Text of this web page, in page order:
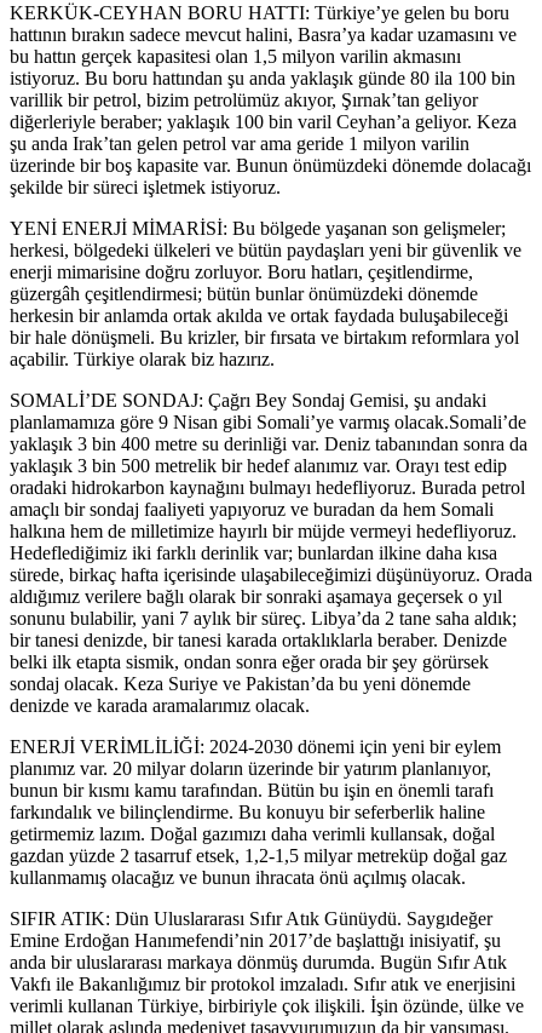
KERKÜK-CEYHAN BORU HATTI: Türkiye’ye gelen bu boru
hattının bırakın sadece mevcut halini, Basra’ya kadar uzamasını ve
bu hattın gerçek kapasitesi olan 1,5 milyon varilin akmasını
istiyoruz. Bu boru hattından şu anda yaklaşık günde 80 ila 100 bin
varillik bir petrol, bizim petrolümüz akıyor, Şırnak’tan geliyor
diğerleriyle beraber; yaklaşık 100 bin varil Ceyhan’a geliyor. Keza
şu anda Irak’tan gelen petrol var ama geride 1 milyon varilin
üzerinde bir boş kapasite var. Bunun önümüzdeki dönemde dolacağı
şekilde bir süreci işletmek istiyoruz.
YENİ ENERJİ MİMARİSİ: Bu bölgede yaşanan son gelişmeler;
herkesi, bölgedeki ülkeleri ve bütün paydaşları yeni bir güvenlik ve
enerji mimarisine doğru zorluyor. Boru hatları, çeşitlendirme,
güzergâh çeşitlendirmesi; bütün bunlar önümüzdeki dönemde
herkesin bir anlamda ortak akılda ve ortak faydada buluşabileceği
bir hale dönüşmeli. Bu krizler, bir fırsata ve birtakım reformlara yol
açabilir. Türkiye olarak biz hazırız.
SOMALİ’DE SONDAJ: Çağrı Bey Sondaj Gemisi, şu andaki
planlamamıza göre 9 Nisan gibi Somali’ye varmış olacak.Somali’de
yaklaşık 3 bin 400 metre su derinliği var. Deniz tabanından sonra da
yaklaşık 3 bin 500 metrelik bir hedef alanımız var. Orayı test edip
oradaki hidrokarbon kaynağını bulmayı hedefliyoruz. Burada petrol
amaçlı bir sondaj faaliyeti yapıyoruz ve buradan da hem Somali
halkına hem de milletimize hayırlı bir müjde vermeyi hedefliyoruz.
Hedeflediğimiz iki farklı derinlik var; bunlardan ilkine daha kısa
sürede, birkaç hafta içerisinde ulaşabileceğimizi düşünüyoruz. Orada
aldığımız verilere bağlı olarak bir sonraki aşamaya geçersek o yıl
sonunu bulabilir, yani 7 aylık bir süreç. Libya’da 2 tane saha aldık;
bir tanesi denizde, bir tanesi karada ortaklıklarla beraber. Denizde
belki ilk etapta sismik, ondan sonra eğer orada bir şey görürsek
sondaj olacak. Keza Suriye ve Pakistan’da bu yeni dönemde
denizde ve karada aramalarımız olacak.
ENERJİ VERİMLİLİĞİ: 2024-2030 dönemi için yeni bir eylem
planımız var. 20 milyar doların üzerinde bir yatırım planlanıyor,
bunun bir kısmı kamu tarafından. Bütün bu işin en önemli tarafı
farkındalık ve bilinçlendirme. Bu konuyu bir seferberlik haline
getirmemiz lazım. Doğal gazımızı daha verimli kullansak, doğal
gazdan yüzde 2 tasarruf etsek, 1,2-1,5 milyar metreküp doğal gaz
kullanmamış olacağız ve bunun ihracata önü açılmış olacak.
SIFIR ATIK: Dün Uluslararası Sıfır Atık Günüydü. Saygıdeğer
Emine Erdoğan Hanımefendi’nin 2017’de başlattığı inisiyatif, şu
anda bir uluslararası markaya dönmüş durumda. Bugün Sıfır Atık
Vakfı ile Bakanlığımız bir protokol imzaladı. Sıfır atık ve enerjisini
verimli kullanan Türkiye, birbiriyle çok ilişkili. İşin özünde, ülke ve
millet olarak aslında medeniyet tasavvurumuzun da bir yansıması.